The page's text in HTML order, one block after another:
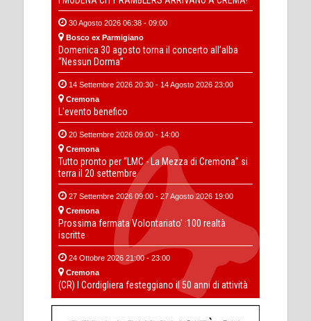
30 Agosto 2026 06:38 - 09:00
Bosco ex Parmigiano
Domenica 30 agosto torna il concerto all’alba
“Nessun Dorma”
14 Settembre 2026 20:30 - 14 Agosto 2026 23:00
Cremona
L'evento benefico
20 Settembre 2026 09:00 - 14:00
Cremona
Tutto pronto per “LMC - La Mezza di Cremona” si
terra il 20 settembre
27 Settembre 2026 09:00 - 27 Agosto 2026 19:00
Cremona
Prossima fermata Volontariato' :100 realtà
iscritte
24 Ottobre 2026 21:00 - 23:00
Cremona
(CR) I Cordigliera festeggiano il 50 anni di attività